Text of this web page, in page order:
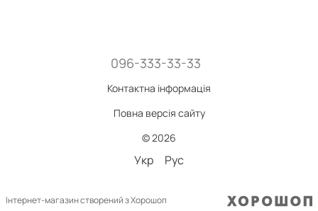
096-333-33-33
Контактна інформація
Повна версія сайту
© 2026
Укр Рус
Інтернет-магазин створений з Хорошоп